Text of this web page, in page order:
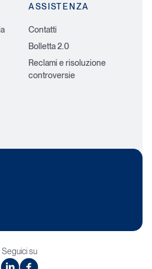
ASSISTENZA
Contatti
Bolletta 2.0
Reclami e risoluzione
controversie
Seguici su
linkedinfacebook